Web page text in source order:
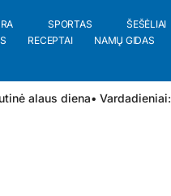
SPORTAS ŠEŠĖLIAI
RECEPTAI NAMŲ GIDAS
alaus diena• Vardadieniai: